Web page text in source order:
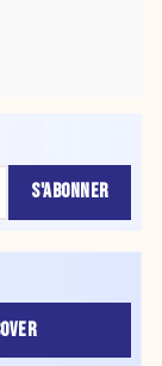
S'ABONNER